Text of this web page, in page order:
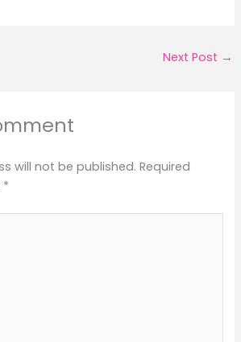
Next Post →
will not be published. Required
*